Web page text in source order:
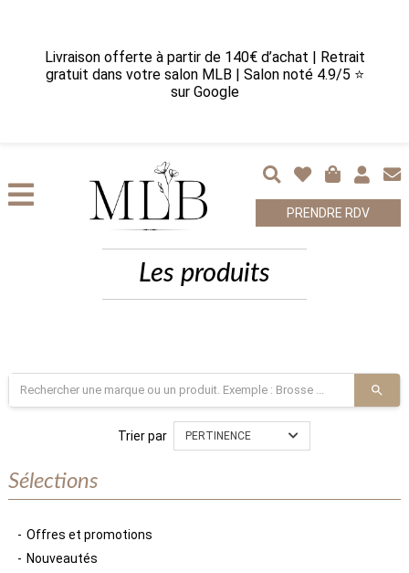
Livraison offerte à partir de 140€ d’achat | Retrait
gratuit dans votre salon MLB | Salon noté 4.9/5 ⭐
sur Google
PRENDRE RDV
Les produits
Trier par PERTINENCE
Sélections
Offres et promotions
Nouveautés